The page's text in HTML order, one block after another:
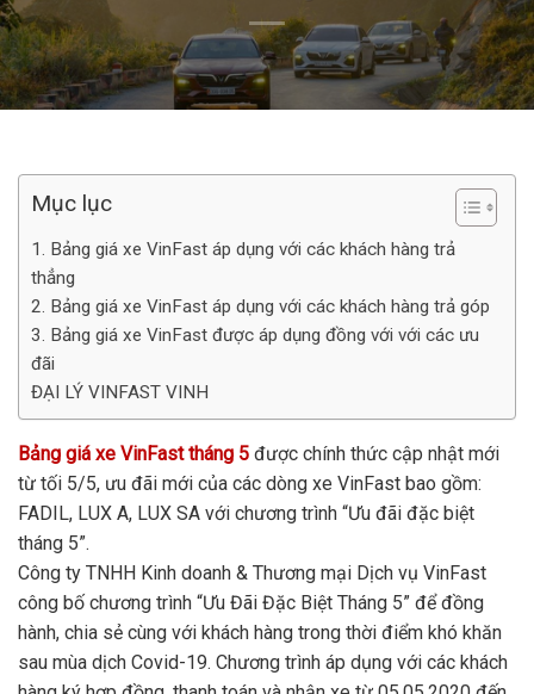
Mục lục
1. Bảng giá xe VinFast áp dụng với các khách hàng trả
thẳng
2. Bảng giá xe VinFast áp dụng với các khách hàng trả góp
3. Bảng giá xe VinFast được áp dụng đồng với với các ưu
đãi
ĐẠI LÝ VINFAST VINH
Bảng giá xe VinFast tháng 5 được chính thức cập nhật mới
từ tối 5/5, ưu đãi mới của các dòng xe VinFast bao gồm:
FADIL, LUX A, LUX SA với chương trình “Ưu đãi đặc biệt
tháng 5”.
Công ty TNHH Kinh doanh & Thương mại Dịch vụ VinFast
công bố chương trình “Ưu Đãi Đặc Biệt Tháng 5” để đồng
hành, chia sẻ cùng với khách hàng trong thời điểm khó khăn
sau mùa dịch Covid-19. Chương trình áp dụng với các khách